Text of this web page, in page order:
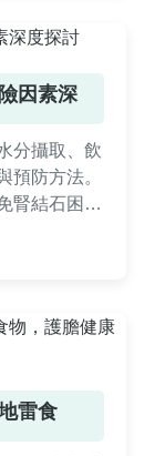
因素深
分攝取、飲
預防方法。
腎結石困
雷食